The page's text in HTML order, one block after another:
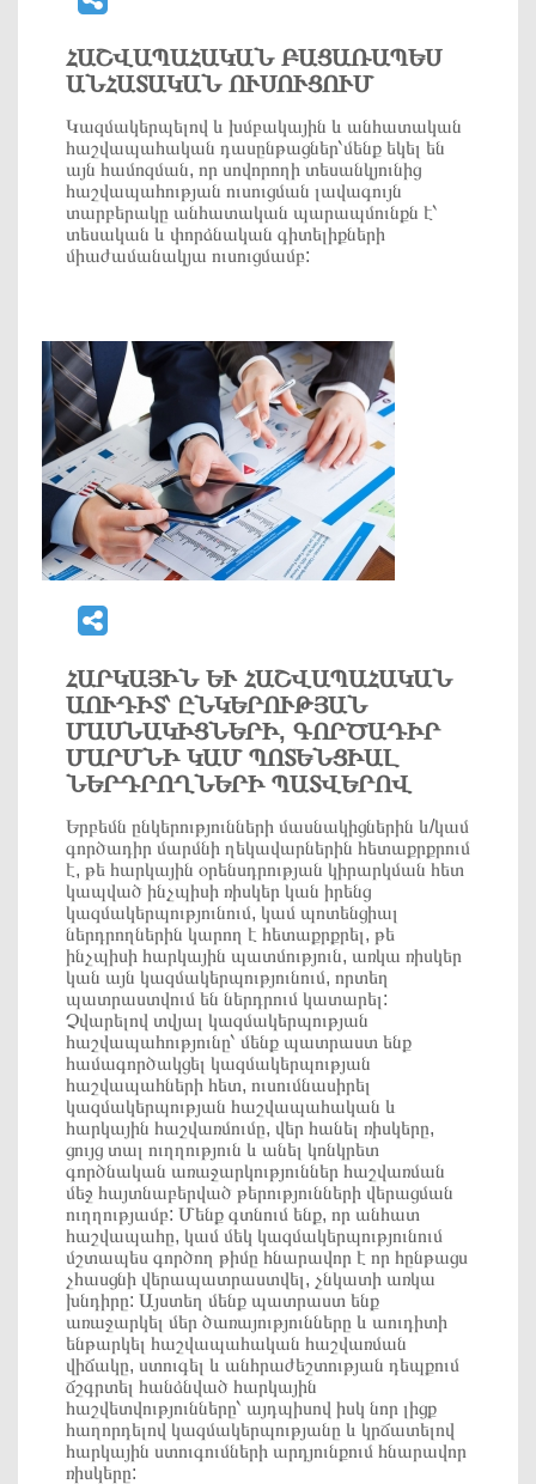
ՀԱՇՎԱՊԱՀԱԿԱՆ ԲԱՑԱՌԱՊԵՍ
ԱՆՀԱՏԱԿԱՆ ՈՒՍՈՒՑՈՒՄ
Կազմակերպելով և խմբակային և անհատական
հաշվապահական դասընթացներ՝մենք եկել են
այն համոզման, որ սովորողի տեսանկյունից
հաշվապահության ուսուցման լավագույն
տարբերակը անհատական պարապմունքն է՝
տեսական և փորձնական գիտելիքների
միաժամանակյա ուսուցմամբ:
ՀԱՐԿԱՅԻՆ ԵՒ ՀԱՇՎԱՊԱՀԱԿԱՆ Ա
ՈՒԴԻՏ՝ ԸՆԿԵՐՈՒԹՅԱՆ Մ
ԱՍՆԱԿԻՑՆԵՐԻ, ԳՈՐԾԱԴԻՐ Մ
ԱՐՄՆԻ ԿԱՄ ՊՈՏԵՆՑԻԱԼ Ն
ԵՐԴՐՈՂՆԵՐԻ ՊԱՏՎԵՐՈՎ
Երբեմն ընկերությունների մասնակիցներին և/կամ
գործադիր մարմնի ղեկավարներին հետաքրքրում
է, թե հարկային օրենսդրության կիրարկման հետ
կապված ինչպիսի ռիսկեր կան իրենց
կազմակերպությունում, կամ պոտենցիալ
ներդրողներին կարող է հետաքրքրել, թե
ինչպիսի հարկային պատմություն, առկա ռիսկեր
կան այն կազմակերպությունում, որտեղ
պատրաստվում են ներդրում կատարել:
Չվարելով տվյալ կազմակերպության
հաշվապահությունը՝ մենք պատրաստ ենք
համագործակցել կազմակերպության
հաշվապահների հետ, ուսումնասիրել
կազմակերպության հաշվապահական և
հարկային հաշվառմումը, վեր հանել ռիսկերը,
ցույց տալ ուղղություն և անել կոնկրետ
գործնական առաջարկություններ հաշվառման
մեջ հայտնաբերված թերությունների վերացման
ուղղությամբ: Մենք գտնում ենք, որ անհատ
հաշվապահը, կամ մեկ կազմակերպությունում
մշտապես գործող թիմը հնարավոր է որ հընթացս
չհասցնի վերապատրաստվել, չնկատի առկա
խնդիրը: Այստեղ մենք պատրաստ ենք
առաջարկել մեր ծառայությունները և աուդիտի
ենթարկել հաշվապահական հաշվառման
վիճակը, ստուգել և անհրաժեշտության դեպքում
ճշգրտել հանձնված հարկային
հաշվետվությունները՝ այդպիսով իսկ նոր լիցք
հաղորդելով կազմակերպությանը և կրճատելով
հարկային ստուգումների արդյունքում հնարավոր
ռիսկերը: